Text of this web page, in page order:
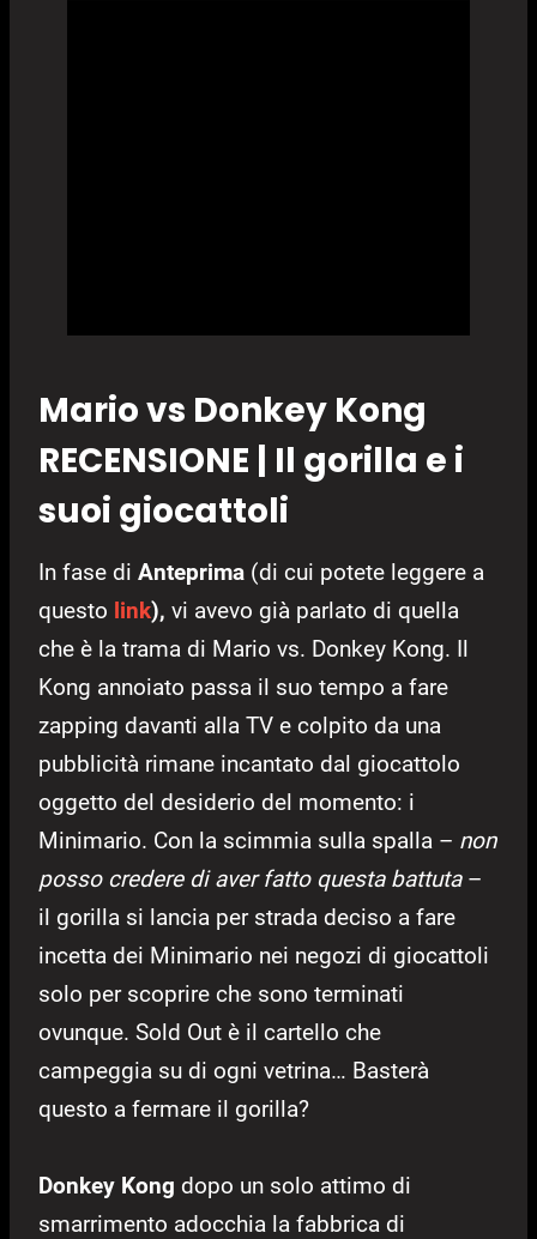
Mario vs Donkey Kong
RECENSIONE | Il gorilla e i
suoi giocattoli
In fase di Anteprima (di cui potete leggere a
questo link), vi avevo già parlato di quella
che è la trama di Mario vs. Donkey Kong. Il
Kong annoiato passa il suo tempo a fare
zapping davanti alla TV e colpito da una
pubblicità rimane incantato dal giocattolo
oggetto del desiderio del momento: i
Minimario. Con la scimmia sulla spalla – non
posso credere di aver fatto questa battuta–
il gorilla si lancia per strada deciso a fare
incetta dei Minimario nei negozi di giocattoli
solo per scoprire che sono terminati
ovunque. Sold Out è il cartello che
campeggia su di ogni vetrina… Basterà
questo a fermare il gorilla?
Donkey Kong dopo un solo attimo di
smarrimento adocchia la fabbrica di